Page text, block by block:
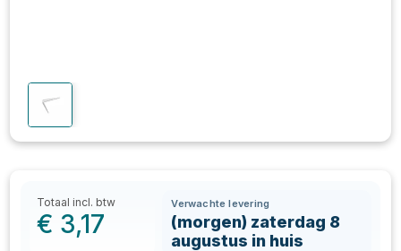
Totaal incl. btw
€ 3,17
Verwachte levering
(morgen) zaterdag 8
augustus in huis